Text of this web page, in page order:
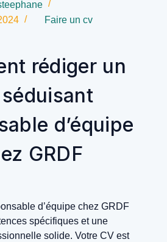
Faire un cv
rédiger un
d’équipe
GRDF
d’équipe chez GRDF
spécifiques et une
solide. Votre CV est